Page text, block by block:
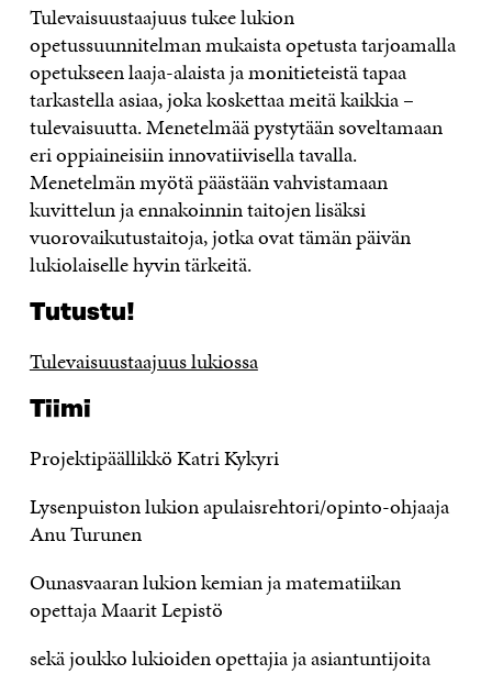
Tulevaisuustaajuus tukee lukion
opetussuunnitelman mukaista opetusta tarjoamalla
opetukseen laaja-alaista ja monitieteistä tapaa
tarkastella asiaa, joka koskettaa meitä kaikkia –
tulevaisuutta. Menetelmää pystytään soveltamaan
eri oppiaineisiin innovatiivisella tavalla.
Menetelmän myötä päästään vahvistamaan
kuvittelun ja ennakoinnin taitojen lisäksi
vuorovaikutustaitoja, jotka ovat tämän päivän
lukiolaiselle hyvin tärkeitä.
Tutustu!
Tulevaisuustaajuus lukiossa
Tiimi
Projektipäällikkö Katri Kykyri
Lysenpuiston lukion apulaisrehtori/opinto-ohjaaja
Anu Turunen
Ounasvaaran lukion kemian ja matematiikan
opettaja Maarit Lepistö
sekä joukko lukioiden opettajia ja asiantuntijoita